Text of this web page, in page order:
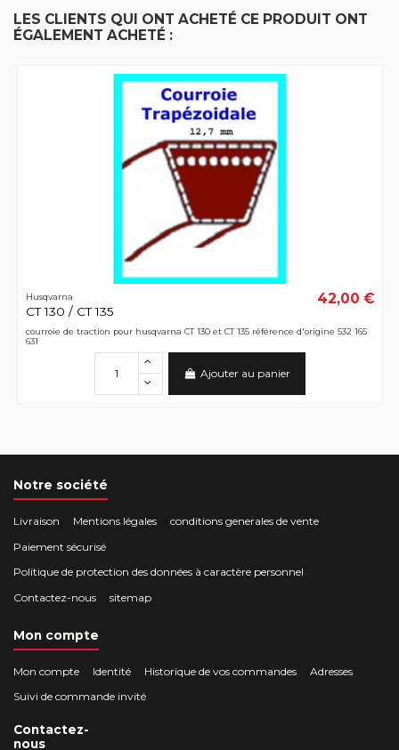
LES CLIENTS QUI ONT ACHETÉ CE PRODUIT ONT
ÉGALEMENT ACHETÉ :
Husqvarna
CT 130 / CT 135
42,00 €
courroie de traction pour husqvarna CT 130 et CT 135 référence d'origine 532 165
631
Ajouter au panier
Notre société
Livraison Mentions légales
conditions generales de vente
Paiement sécurisé
Politique de protection des données à caractère personnel
Contactez-nous
sitemap
Mon compte
Mon compte Identité Historique de vos commandes
Adresses
Suivi de commande invité
Contactez-
nous